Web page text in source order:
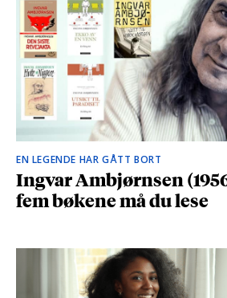
EN LEGENDE HAR GÅTT BORT
Ingvar Ambjørnsen
fem bøkene må du lese